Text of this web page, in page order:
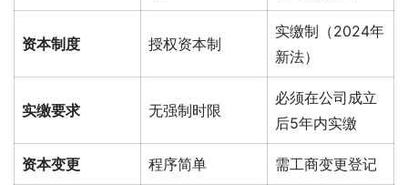
资本制度 授权资本制
实缴制（2024年
新法）
实缴要求 无强制时限
必须在公司成立
后5年内实缴
资本变更 程序简单 需工商变更登记